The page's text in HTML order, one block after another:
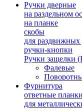
Ручки дверные
на раздельном
на планке
скобы
для раздвижных
ручки-кнопки
Ручки защелки
Фалевые
Фурнитура
ответные планки
для